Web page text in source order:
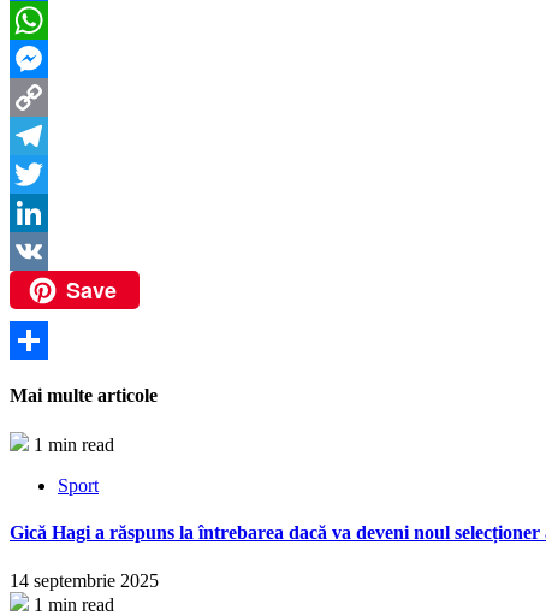
Facebook
WhatsApp
Messenger
Copy
Link
Telegram
Twitter
LinkedIn
VK
Save
Mai multe articole
1 min read
Sport
Gică Hagi a răspuns la întrebarea dacă va deveni noul
14 septembrie 2025
1 min read